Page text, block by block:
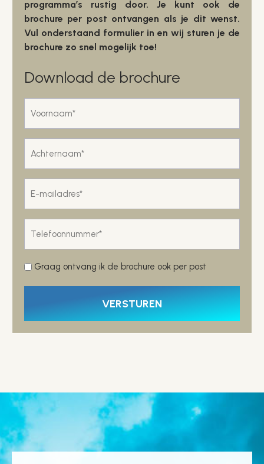
programma’s rustig door. Je kunt ook de
brochure per post ontvangen als je dit wenst.
Vul onderstaand formulier in en wij sturen je de
brochure zo snel mogelijk toe!
Download de brochure
mailadres
PostGraag ontvang ik de brochure ook per post